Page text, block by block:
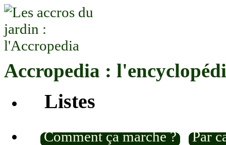
Accropedia :
Listes
Comment ça marche ?
Par